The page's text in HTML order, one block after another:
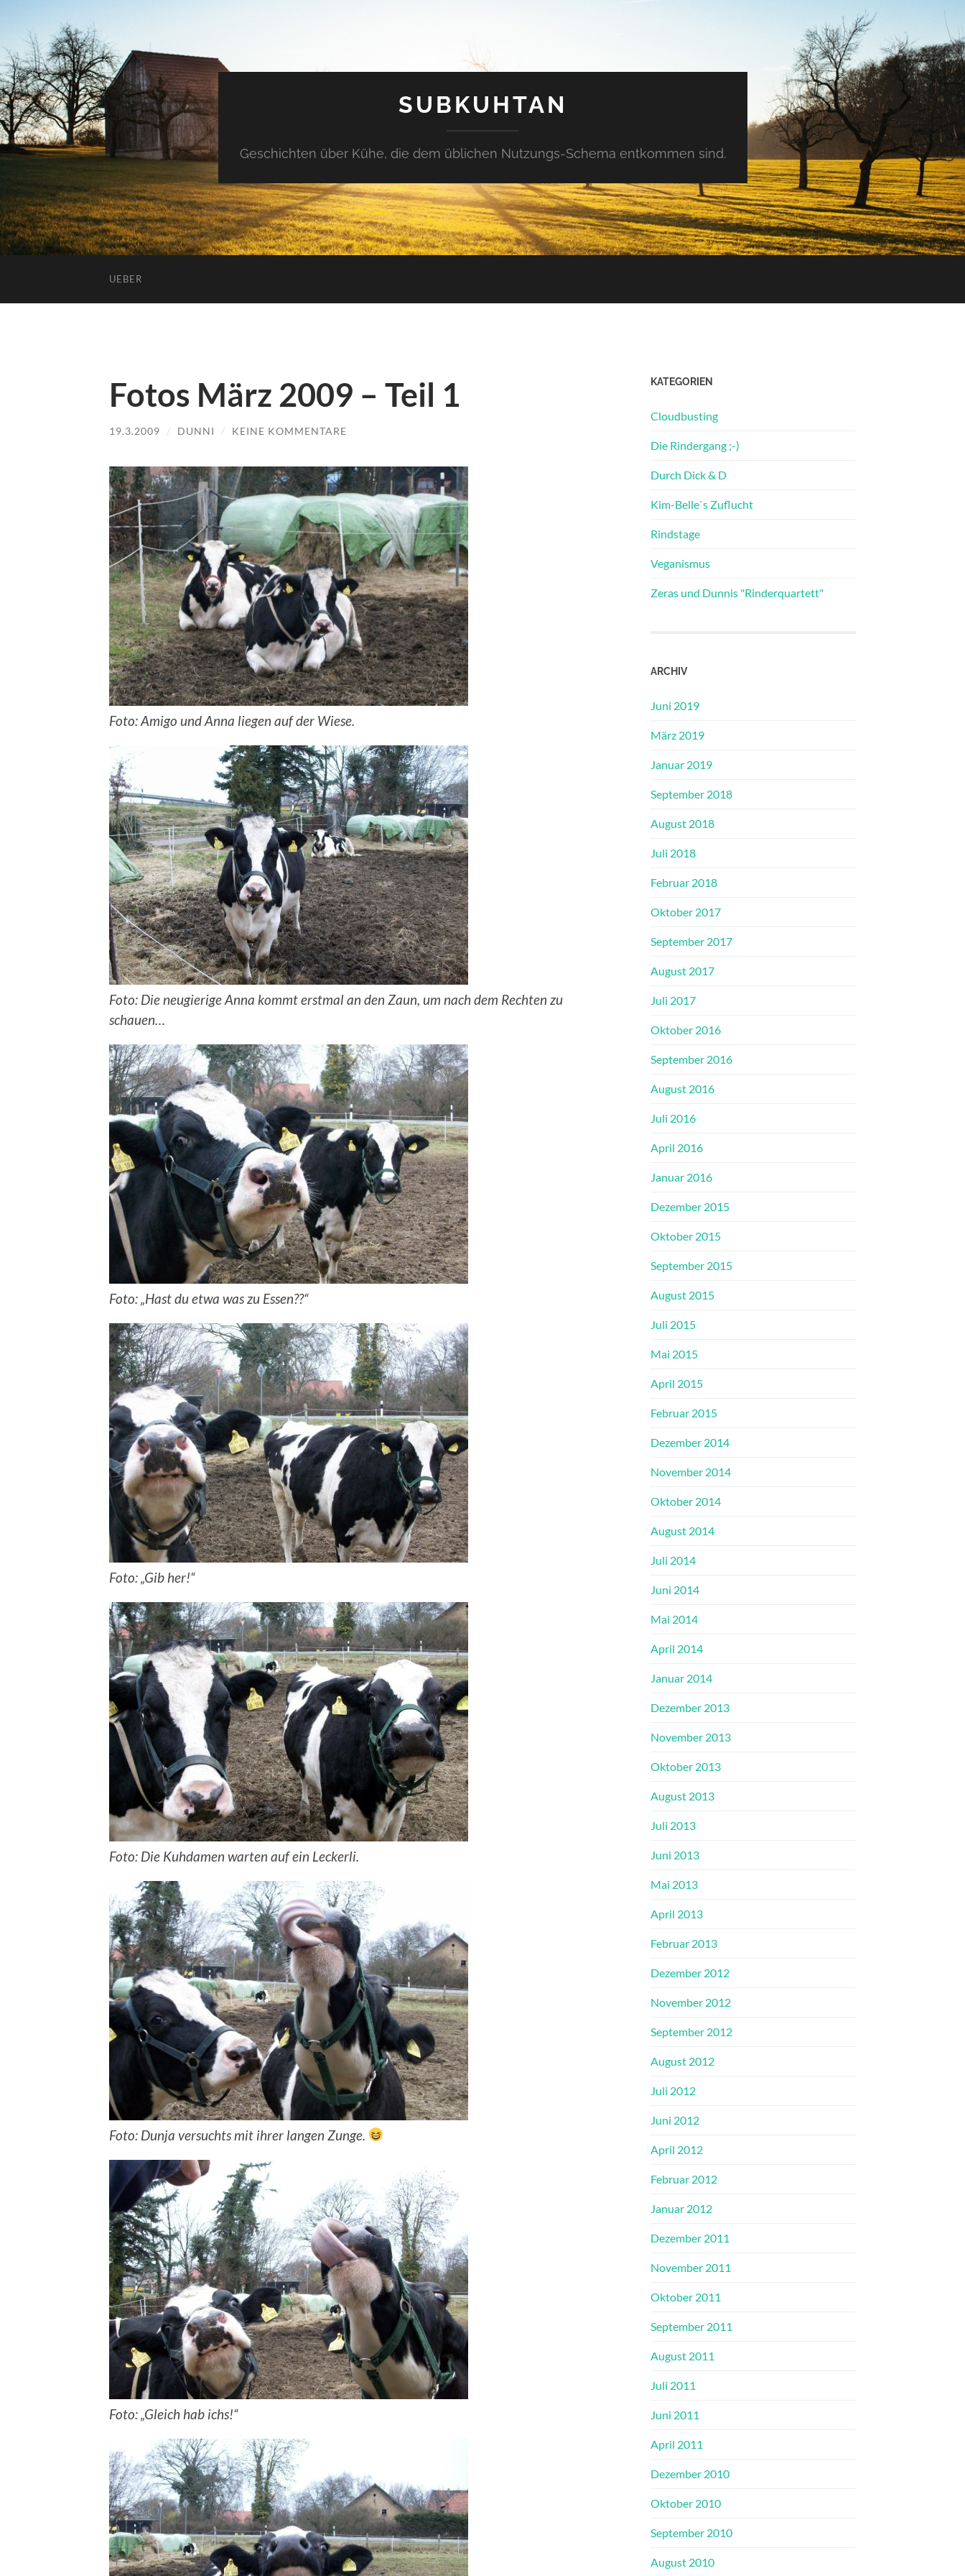
SUBKUHTAN
Geschichten über Kühe, die dem üblichen Nutzungs-Schema entkommen sind.
UEBER
Fotos März 2009 – Teil 1
19.3.2009 / DUNNI / KEINE KOMMENTARE
Foto: Amigo und Anna liegen auf der Wiese.
Foto: Die neugierige Anna kommt erstmal an den Zaun, um nach dem Rechten zu
schauen…
Foto: „Hast du etwa was zu Essen??“
Foto: „Gib her!“
Foto: Die Kuhdamen warten auf ein Leckerli.
Foto: Dunja versuchts mit ihrer langen Zunge.
Foto: „Gleich hab ichs!“
KATEGORIEN
Cloudbusting
Die Rindergang ;-)
Durch Dick & D
Kim-Belle`s Zuflucht
Rindstage
Veganismus
Zeras und Dunnis "Rinderquartett"
ARCHIV
Juni 2019
März 2019
Januar 2019
September 2018
August 2018
Juli 2018
Februar 2018
Oktober 2017
September 2017
August 2017
Juli 2017
Oktober 2016
September 2016
August 2016
Juli 2016
April 2016
Januar 2016
Dezember 2015
Oktober 2015
September 2015
August 2015
Juli 2015
Mai 2015
April 2015
Februar 2015
Dezember 2014
November 2014
Oktober 2014
August 2014
Juli 2014
Juni 2014
Mai 2014
April 2014
Januar 2014
Dezember 2013
November 2013
Oktober 2013
August 2013
Juli 2013
Juni 2013
Mai 2013
April 2013
Februar 2013
Dezember 2012
November 2012
September 2012
August 2012
Juli 2012
Juni 2012
April 2012
Februar 2012
Januar 2012
Dezember 2011
November 2011
Oktober 2011
September 2011
August 2011
Juli 2011
Juni 2011
April 2011
Dezember 2010
Oktober 2010
September 2010
August 2010